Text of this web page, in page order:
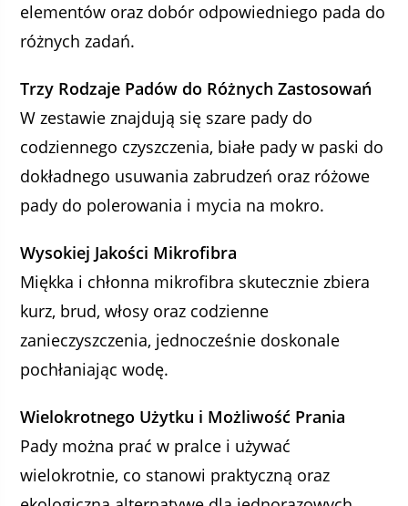
elementów oraz dobór odpowiedniego pada do
różnych zadań.
Trzy Rodzaje Padów do Różnych Zastosowań
W zestawie znajdują się szare pady do
codziennego czyszczenia, białe pady w paski do
dokładnego usuwania zabrudzeń oraz różowe
pady do polerowania i mycia na mokro.
Wysokiej Jakości Mikrofibra
Miękka i chłonna mikrofibra skutecznie zbiera
kurz, brud, włosy oraz codzienne
zanieczyszczenia, jednocześnie doskonale
pochłaniając wodę.
Wielokrotnego Użytku i Możliwość Prania
Pady można prać w pralce i używać
wielokrotnie, co stanowi praktyczną oraz